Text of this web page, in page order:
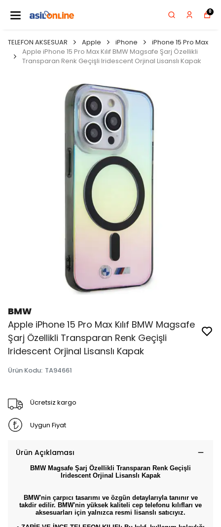
0
TELEFON AKSESUAR Apple iPhone
iPhone 15 Pro Max
Apple iPhone 15 Pro Max Kılıf BMW Magsafe Şarj Özellikli
Transparan Renk Geçişli Iridescent Orjinal Lisanslı Kapak
BMW
Apple iPhone 15 Pro Max Kılıf BMW Magsafe
Şarj Özellikli Transparan Renk Geçişli
Iridescent Orjinal Lisanslı Kapak
Ürün Kodu: TA94661
Ücretsiz kargo
Uygun Fiyat
Ürün Açıklaması
BMW Magsafe Şarj Özellikli Transparan Renk Geçişli
Iridescent Orjinal Lisanslı Kapak
BMW'nin çarpıcı tasarımı ve özgün detaylarıyla tanınır ve
takdir edilir. BMW'nin yüksek kaliteli cep telefonu kılıfları ve
aksesuarları için yalnızca resmi lisanslı satıcıyız.